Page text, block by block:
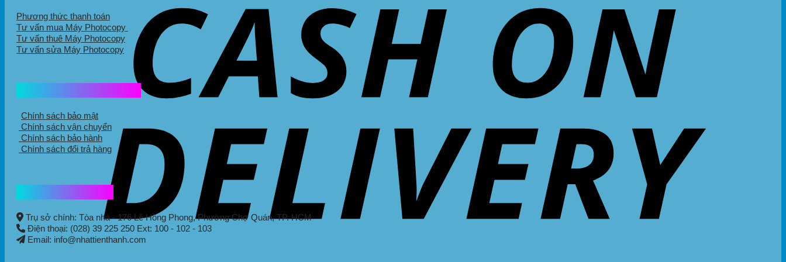
Phương thức thanh toán
Tư vấn mua Máy Photocopy
Tư vấn thuê Máy Photocopy
Tư vấn sửa Máy Photocopy
Chính sách bảo mật
Chính sách vận chuyển
Chính sách bảo hành
Chính sách đổi trả hàng
Trụ sở chính: Tòa nhà - 176 Lê Hồng Phong,Phường Chợ Quán, TP. HCM
Điện thoại: (028) 39 225 250 Ext: 100 - 102 - 103
Email: info@nhattienthanh.com